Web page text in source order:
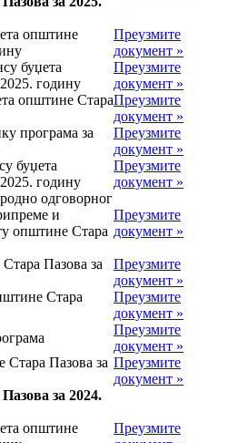
општине
Преузмите
документ »
буџета
годину
Преузмите
документ »
општине СтараПреузмите
документ »
програма за
Преузмите
документ »
буџета
годину
Преузмите
документ »
одговорног
и
општине Стара
Преузмите
документ »
Пазова за
Преузмите
документ »
Стара
Преузмите
документ »
Преузмите
документ »
Пазова за Преузмите
документ »
за 2024.
општине
Преузмите